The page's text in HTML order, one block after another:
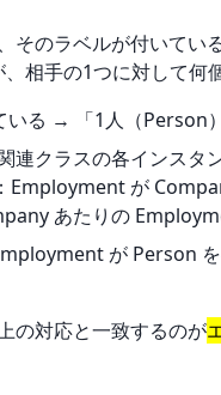
そのラベルが付いてい
相手の1つに対して何
いる → 「1人（Person
クラスの各インスタ
が
あたりの
が Person
の対応と一致するのが